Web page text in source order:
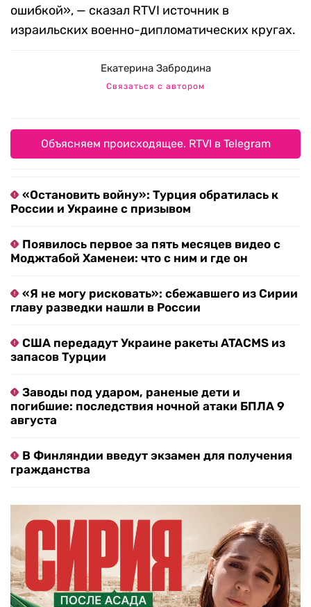
ошибкой», — сказал RTVI источник в
израильских военно-дипломатических кругах.
Екатерина Забродина
Связаться с автором
Объясняем происходящее. RTVI в Telegram
«Остановить войну»: Турция обратилась к
России и Украине с призывом
Появилось первое за пять месяцев видео с
Моджтабой Хаменеи: что с ним и где он
«Я не могу рисковать»: сбежавшего из Сирии
главу разведки нашли в России
США передадут Украине ракеты ATACMS из
запасов Турции
Заводы под ударом, раненые дети и
погибшие: последствия ночной атаки БПЛА 9
августа
В Финляндии введут экзамен для получения
гражданства